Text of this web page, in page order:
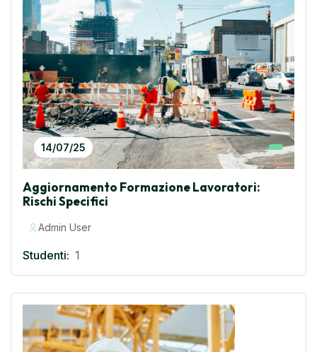
14/07/25
Aggiornamento Formazione Lavoratori:
Rischi Specifici
Admin User
Studenti: 1